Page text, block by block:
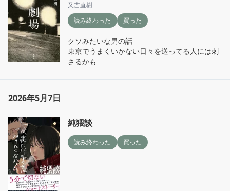
又吉直樹
読み終わった
買った
クソみたいな男の話
東京でうまくいかない日々を送ってる人には刺
さるかも
2026年5月7日
純猥談
読み終わった 買った